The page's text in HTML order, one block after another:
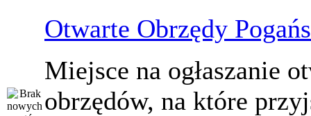
Otwarte Obrzędy
Miejsce na ogłaszanie
obrzędów, na które